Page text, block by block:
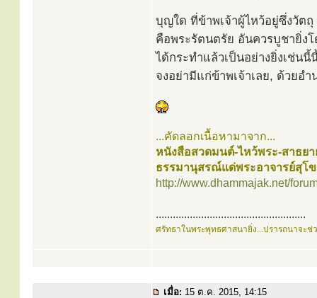
บุญใด ที่ข้าพเจ้าผู้ไหว้อยู่ซึ่งวัตถุ
คือพระรัตนตรัย อันควรบูชายิ่งโ
ได้กระทำแล้วเป็นอย่างยิ่งเช่น
จงอย่ามีแก่ข้าพเจ้าเลย, ด้วยอ
...คัดลอกเนื้อหามาจาก...
หนังสือสวดมนต์-ไหว้พระ-สาธย
ธรรมานุสรณ์แด่พระอาจารย์สุโ
http://www.dhammajak.net/
.....................................................
ศรัทธาในพระพุทธศาสนายิ่ง...ปรารถนาจะ
เมื่อ: 15 ต.ค. 2015, 14:15